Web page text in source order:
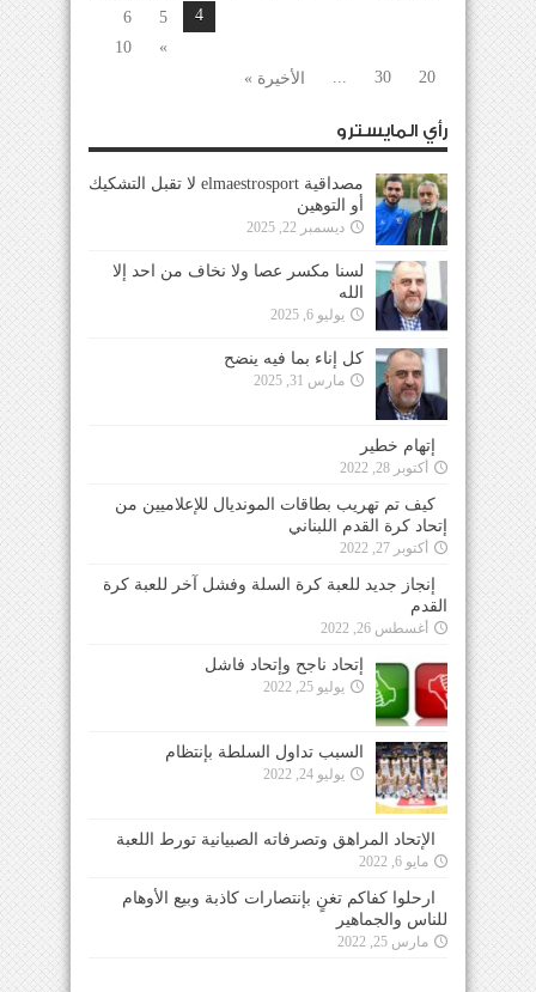
4
5
6
»
10
20
30
... الأخيرة »
رأي المايسترو
مصداقية elmaestrosport لا تقبل التشكيك
أو التوهين
ديسمبر 22, 2025
لسنا مكسر عصا ولا نخاف من احد إلا
الله
يوليو 6, 2025
كل إناء بما فيه ينضح
مارس 31, 2025
إتهام خطير
أكتوبر 28, 2022
كيف تم تهريب بطاقات المونديال للإعلاميين من
إتحاد كرة القدم اللبناني
أكتوبر 27, 2022
إنجاز جديد للعبة كرة السلة وفشل آخر للعبة كرة
القدم
أغسطس 26, 2022
إتحاد ناجح وإتحاد فاشل
يوليو 25, 2022
السبب تداول السلطة بإنتظام
يوليو 24, 2022
الإتحاد المراهق وتصرفاته الصبيانية تورط اللعبة
مايو 6, 2022
ارحلوا كفاكم تغنٍ بإنتصارات كاذبة وبيع الأوهام
للناس والجماهير
مارس 25, 2022